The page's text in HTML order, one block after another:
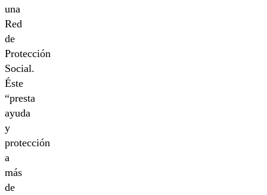
una
Red
de
Protección
Social.
Éste
“presta
ayuda
y
protección
a
más
de